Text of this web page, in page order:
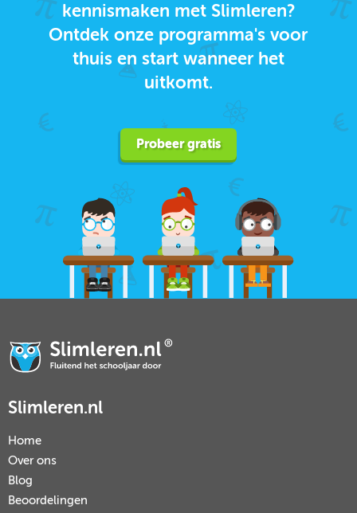
kennismaken met Slimleren?
Ontdek onze programma's voor
thuis en start wanneer het
uitkomt.
Probeer gratis
Slimleren.nl
Home
Over ons
Blog
Beoordelingen